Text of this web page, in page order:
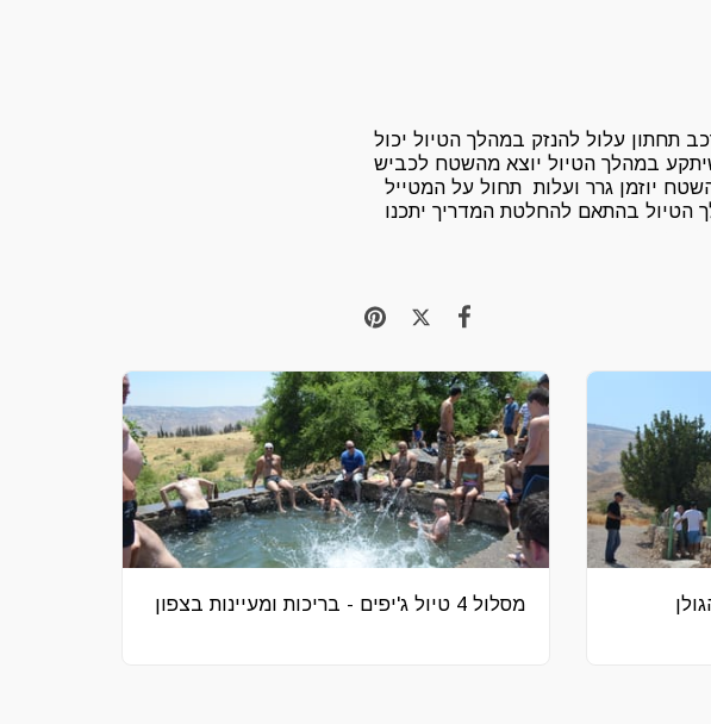
תחתון עלול להנזק במהלך הטיול יכול
במהלך הטיול יוצא מהשטח לכביש
יוזמן גרר ועלות תחול על המטייל
הטיול בהתאם להחלטת המדריך יתכנו
מסלול 4 טיול ג'יפים - בריכות ומעיינות בצפון